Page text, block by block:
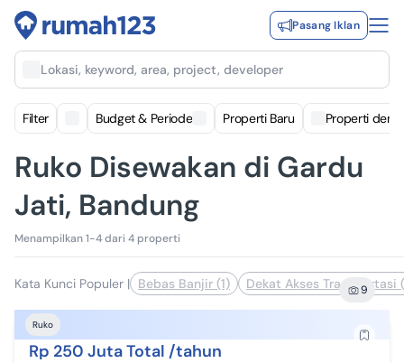
Pasang Iklan
Lokasi, keyword, area, project, developer
Filter Budget & Periode Properti Baru Properti
Ruko Disewakan di Gardu
Jati, Bandung
Menampilkan 1-4 dari 4 properti
Kata Kunci Populer | Bebas Banjir (1) Dekat Akses Transportasi
9
Ruko
Rp 250 Juta Total /tahun